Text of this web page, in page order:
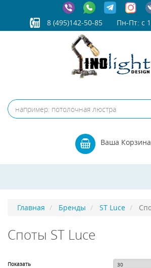
8 (495)142-50-85 Пн-Пт: с
Ваша Корзина
Главная Бренды ST Luce
Споты ST Luce
Показать